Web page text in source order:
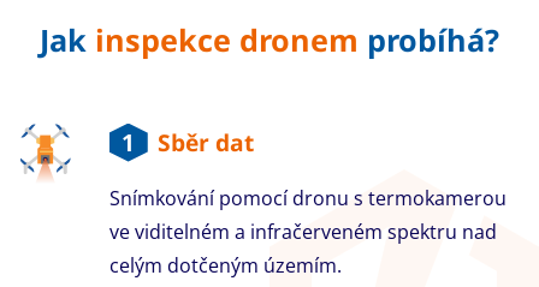
Jak inspekce dronem probíhá?
1 Sběr dat
Snímkování pomocí dronu s termokamerou
ve viditelném a infračerveném spektru nad
celým dotčeným územím.